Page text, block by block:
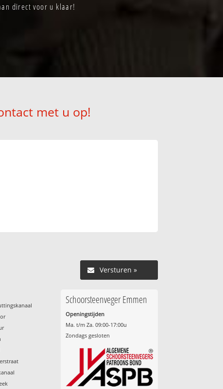
direct voor u klaar!
met u op!
Versturen »
Schoorsteenveger Emmen
Openingstijden
Ma. t/m Za. 09:00-17:00u
Zondags gesloten